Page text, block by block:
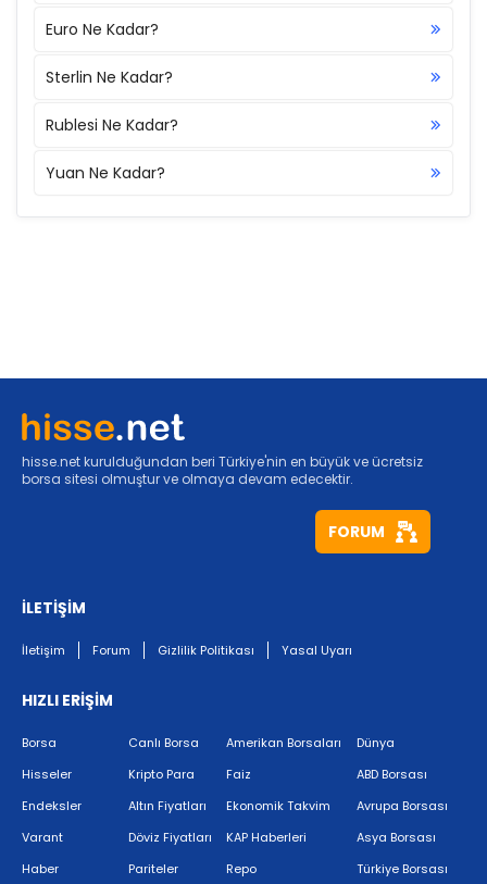
Euro Ne Kadar?
Sterlin Ne Kadar?
Rublesi Ne Kadar?
Yuan Ne Kadar?
hisse.net kurulduğundan beri Türkiye'nin en büyük ve ücretsiz
borsa sitesi olmuştur ve olmaya devam edecektir.
FORUM
İLETİŞİM
İletişim Forum Gizlilik Politikası Yasal Uyarı
HIZLI ERİŞİM
Borsa
Hisseler
Endeksler
Varant
Haber
Canlı Borsa
Kripto Para
Altın Fiyatları
Döviz Fiyatları
Pariteler
Amerikan Borsaları
Faiz
Ekonomik Takvim
KAP Haberleri
Repo
Dünya
ABD Borsası
Avrupa Borsası
Asya Borsası
Türkiye Borsası